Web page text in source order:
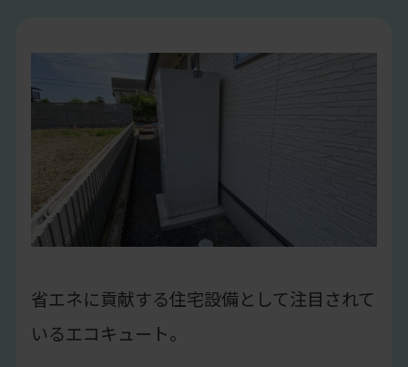
省エネに貢献する住宅設備として注目されて
いるエコキュート。